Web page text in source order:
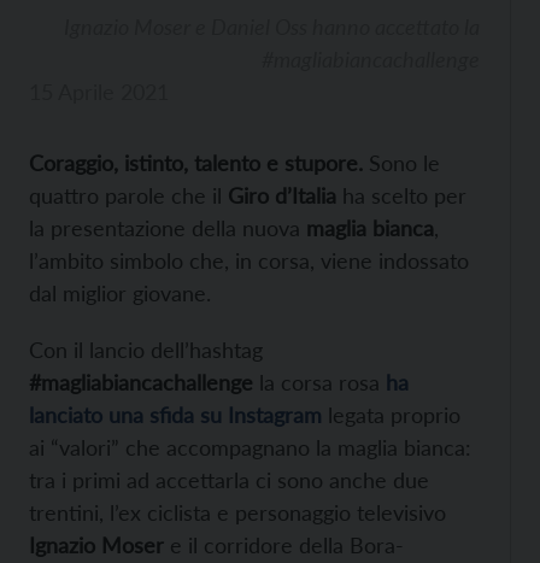
Coraggio, istinto, talento e stupore. Sono le
quattro parole che il Giro d’Italia ha scelto per
la presentazione della nuova maglia bianca
l’ambito simbolo che, in corsa, viene indossato
dal miglior giovane.
Con il lancio dell’hashtag
#magliabiancachallenge la corsa rosa ha
lanciato una sfida su Instagram legata proprio
ai “valori” che accompagnano la maglia bianca:
tra i primi ad accettarla ci sono anche due
trentini, l’ex ciclista e personaggio televisivo
Ignazio Moser e il corridore della Bora-